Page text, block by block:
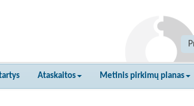
Ataskaitos Metinis pirkimų planas